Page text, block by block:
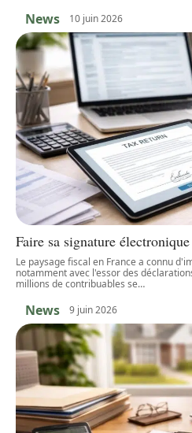
News 10 juin 2026
Faire sa signature
Le paysage fiscal en France a connu
notamment avec l'essor des
millions de contribuables se…
News 9 juin 2026